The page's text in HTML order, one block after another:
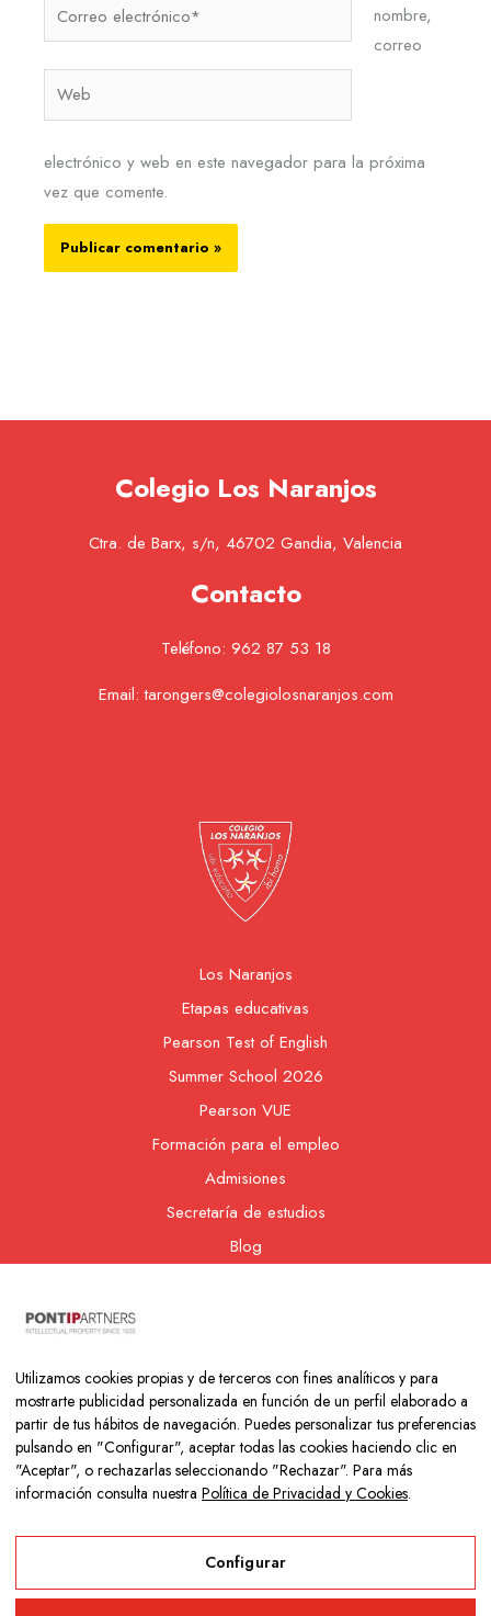
nombre,
correo
electrónico y web en este navegador para la próxima
vez que comente.
Colegio Los Naranjos
Ctra. de Barx, s/n, 46702 Gandia, Valencia
Contacto
Teléfono: 962 87 53 18
Email:tarongers@colegiolosnaranjos.com
Los Naranjos
Etapas educativas
Pearson Test of English
Summer School 2026
Pearson VUE
Formación para el empleo
Admisiones
Secretaría de estudios
Blog
Copyright © 2026 Colegio Los Naranjos | Hecho con mucho amor
porNeurona Digital
Utilizamos cookies propias y de terceros con fines analíticos y para
mostrarte publicidad personalizada en función de un perfil elaborado a
partir de tus hábitos de navegación. Puedes personalizar tus preferencias
pulsando en "Configurar", aceptar todas las cookies haciendo clic en
"Aceptar", o rechazarlas seleccionando "Rechazar". Para más
información consulta nuestra Política de Privacidad y Cookies.
Configurar